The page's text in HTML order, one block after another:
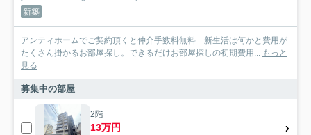
新築
アンティホームでご契約頂くと仲介手数料無料 新生活は何かと費用が
たくさん掛かるお部屋探し。できるだけお部屋探しの初期費用... もっと
見る
募集中の部屋
2階
13万円